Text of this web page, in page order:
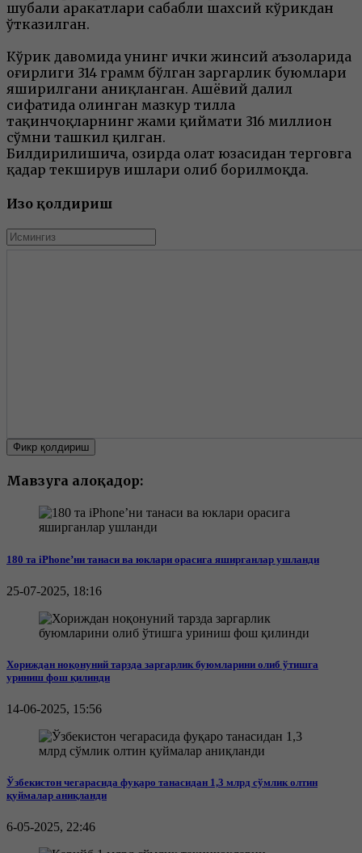
шубҳали ҳаракатлари сабабли шахсий кўрикдан
ўтказилган.
Кўрик давомида унинг ички жинсий аъзоларида
оғирлиги 314 грамм бўлган заргарлик буюмлари
яширилгани аниқланган. Ашёвий далил
сифатида олинган мазкур тилла
тақинчоқларнинг жами қиймати 316 миллион
сўмни ташкил қилган.
Билдирилишича, ҳозирда ҳолат юзасидан терговга
қадар текширув ишлари олиб борилмоқда.
Изоҳ қолдириш
Фикр қолдириш
Мавзуга алоқадор:
180 та iPhone’ни танаси ва юклари орасига яширганлар ушланди
25-07-2025, 18:16
Хориждан ноқонуний тарзда заргарлик буюмларини олиб ўтишга
уриниш фош қилинди
14-06-2025, 15:56
Ўзбекистон чегарасида фуқаро танасидан 1,3 млрд сўмлик олтин
қуймалар аниқланди
6-05-2025, 22:46